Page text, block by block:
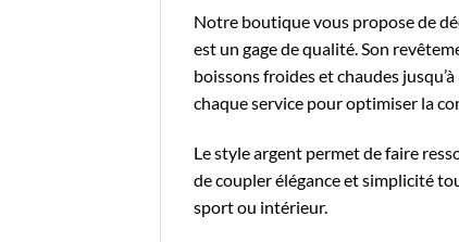
Notre boutiquevous propose de
est un gage de qualité. Son
boissons froides et chaudes
chaque service pour optimiser la
Le style argent permet de faire
de coupler élégance et simplicité
sport ou intérieur.